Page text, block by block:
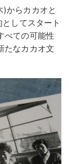
)からカカオと
してスタート
べての可能性
たなカカオ文